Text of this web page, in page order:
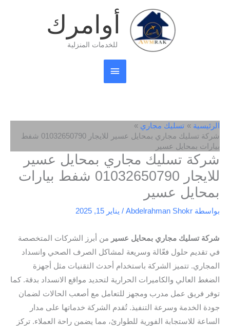
أوامرك
للخدمات المنزلية
القائمة
الرئيسية
الرئيسية
تسليك مجاري
شركة تسليك مجاري بمحايل عسير للايجار 01032650790 شفط
بيارات بمحايل عسير
شركة تسليك مجاري بمحايل عسير
للايجار 01032650790 شفط بيارات
بمحايل عسير
بواسطة Abdelrahman Shokr
/ يناير 15, 2025
شركة تسليك مجاري بمحايل عسير من أبرز الشركات المتخصصة
في تقديم حلول فعّالة وسريعة لمشاكل الصرف الصحي وانسداد
المجاري. تتميز الشركة باستخدام أحدث التقنيات مثل أجهزة
الضغط العالي والكاميرات الحرارية لتحديد مواقع الانسداد بدقة. كما
توفر فريق عمل مدرب ومجهز للتعامل مع أصعب الحالات لضمان
جودة الخدمة وسرعة التنفيذ. تُقدم الشركة خدماتها على مدار
الساعة للاستجابة الفورية للطوارئ، مما يضمن راحة العملاء. تركز